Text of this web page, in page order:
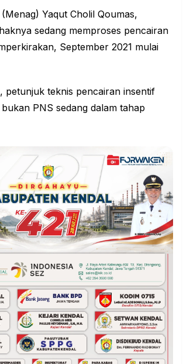
Yaqut Cholil Qoumas,
sedang memproses pencairan
September 2021 mulai
petunjuk teknis pencairan insentif
PNS sedang dalam tahap